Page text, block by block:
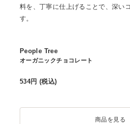
料を、丁寧に仕上げることで、深い
す。
People Tree
オーガニックチョコレート
534円 (税込)
商品を見る